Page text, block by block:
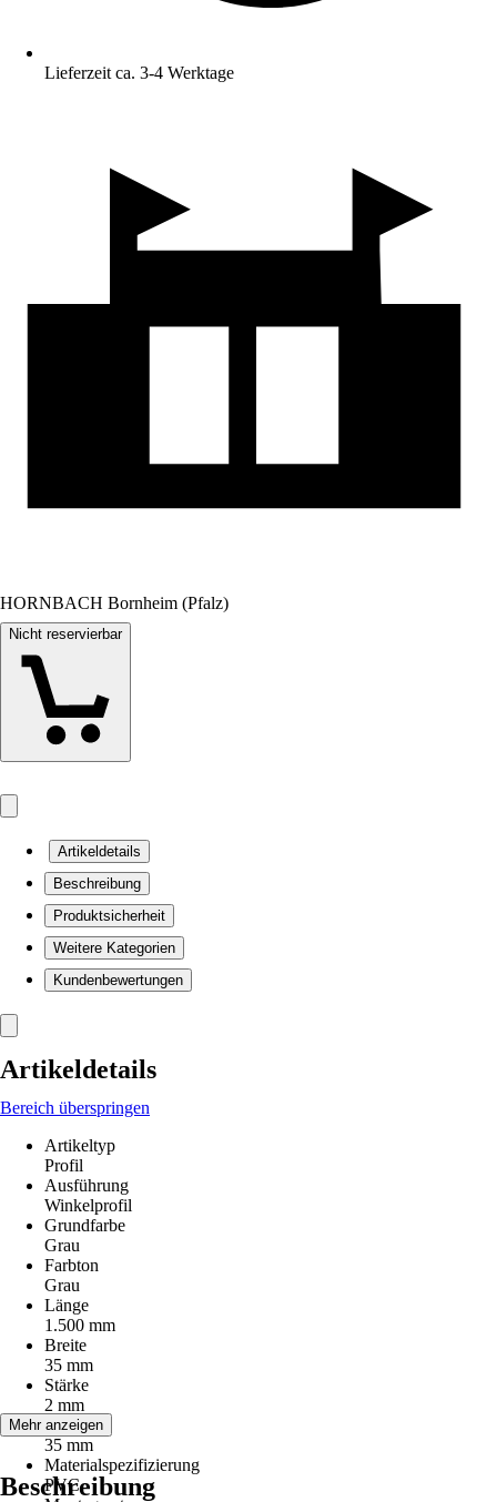
Lieferzeit ca. 3-4 Werktage
HORNBACH Bornheim (Pfalz)
Nicht reservierbar
Artikeldetails
Beschreibung
Produktsicherheit
Weitere Kategorien
Kundenbewertungen
Artikeldetails
Bereich überspringen
Artikeltyp
Profil
Ausführung
Winkelprofil
Grundfarbe
Grau
Farbton
Grau
Länge
1.500 mm
Breite
35 mm
Stärke
2 mm
Höhe
35 mm
Materialspezifizierung
PVC
Mehr anzeigen
Beschreibung